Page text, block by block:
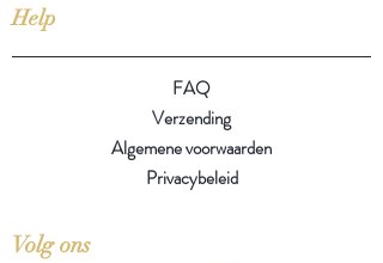
Help
FAQ
Verzending
Algemene voorwaarden
Privacybeleid
Volg ons